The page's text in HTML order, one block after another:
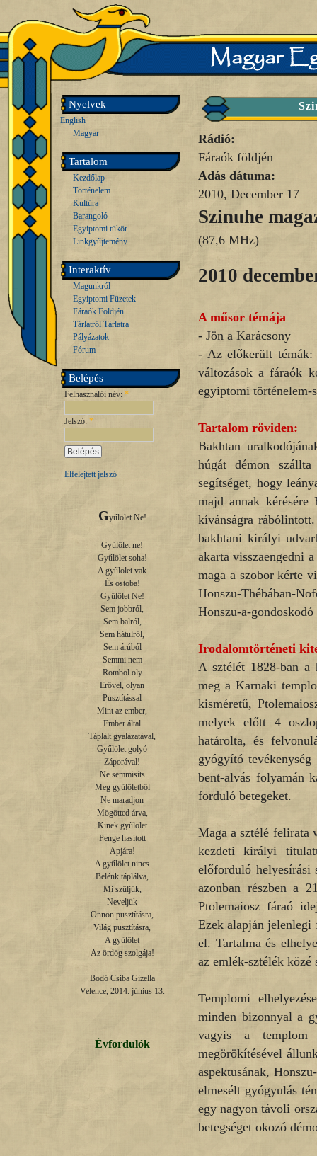
Nyelvek
English
Magyar
Tartalom
Kezdőlap
Történelem
Kultúra
Barangoló
Egyiptomi tükör
Linkgyűjtemény
Interaktív
Magunkról
Egyiptomi Füzetek
Fáraók Földjén
Tárlatról Tárlatra
Pályázatok
Fórum
Belépés
Felhasználói név: *
Jelszó: *
Elfelejtett jelszó
Gyűlölet Ne!
Gyűlölet ne!
Gyűlölet soha!
A gyűlölet vak
És ostoba!
Gyűlölet Ne!
Sem jobbról,
Sem balról,
Sem hátulról,
Sem árúból
Semmi nem
Rombol oly
Erővel, olyan
Pusztítással
Mint az ember,
Ember által
Táplált gyalázatával,
Gyűlölet golyó
Záporával!
Ne semmisíts
Meg gyűlöletből
Ne maradjon
Mögötted árva,
Kinek gyűlölet
Penge hasított
Apjára!
A gyűlölet nincs
Belénk táplálva,
Mi szüljük,
Neveljük
Önnön pusztításra,
Világ pusztításra,
A gyűlölet
Az ördög szolgája!
Bodó Csiba Gizella
Velence, 2014. június 13.
Évfordulók
Rádió:
Fáraók földjén
Adás dátuma:
2010, December 17
Szinuhe
(87,6 MHz)
2010
A műsor témája
- Jön a Karácsony
- Az előkerült témák:
változások a fáraók
egyiptomi történelem-
Tartalom röviden:
Bakhtan
húgát démon
segítséget, hogy
majd annak
kívánságra
bakhtani királyi
akarta visszaengedni
maga a szobor kérte
Honszu-Thébában-
Honszu-a-
Irodalomtörténeti
A sztélét 1828-ban a
meg a Karnaki
kisméretű,
melyek előtt 4
határolta, és
gyógyító
bent-alvás folyamán
forduló betegeket.
Maga a sztélé felirata
kezdeti királyi
előforduló helyesírási
azonban részben a
Ptolemaiosz fáraó
Ezek alapján jelenlegi
el. Tartalma és
az emlék-sztélék
Templomi
minden bizonnyal a
vagyis a templom
megörökítésével
aspektusának,
elmesélt gyógyulás
egy nagyon távoli
betegséget okozó